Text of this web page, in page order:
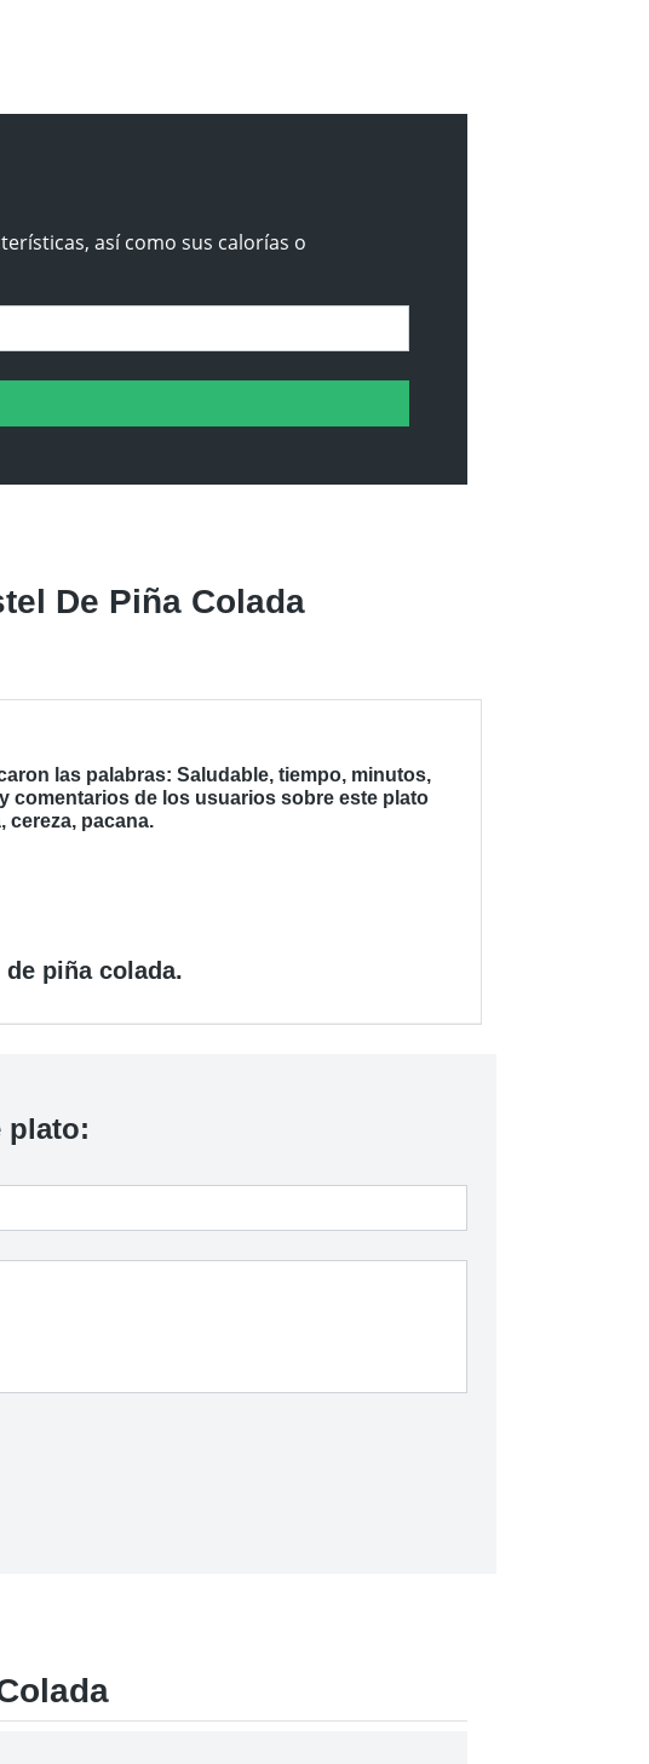
así como sus calorías o
De Piña Colada
las palabras: Saludable, tiempo, minutos,
comentarios de los usuarios sobre este plato
cereza, pacana.
piña colada.
plato: